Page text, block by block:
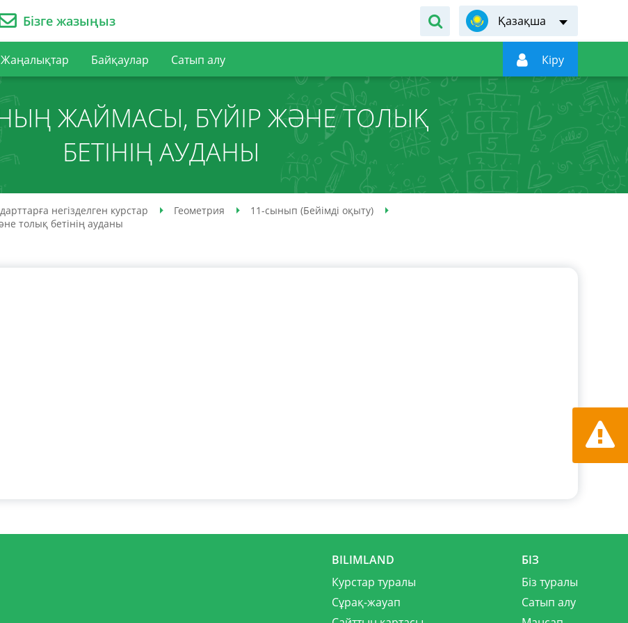
Бізге жазыңыз Қазақша
Жаңалықтар Байқаулар Сатып алу  Кiру
ЖАЙМАСЫ, БҮЙІР ЖӘНЕ ТОЛЫҚ
БЕТІНІҢ АУДАНЫ
негізделген курстар Геометрия
11-сынып (Бейімді оқыту)
толық бетінің ауданы
Қате
BILIMLAND
Курстар туралы
Сұрақ-жауап
БІЗ
Біз туралы
Сатып алу